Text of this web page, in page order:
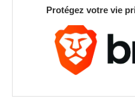
Protégez votre vie